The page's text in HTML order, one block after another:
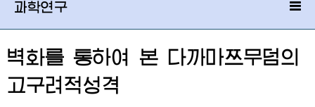
과학연구
벽화를 통하여 본 다까마쯔무덤의
고구려적성격